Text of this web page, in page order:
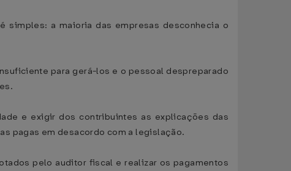
simples: a maioria das empresas desconhecia o
para gerá-los e o pessoal despreparado
e exigir dos contribuintes as explicações das
pagas em desacordo com a legislação.
pelo auditor fiscal e realizar os pagamentos